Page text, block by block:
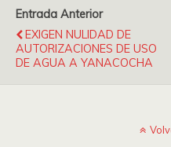
Entrada Anterior
EXIGEN NULIDAD DE
AUTORIZACIONES DE USO
DE AGUA A YANACOCHA